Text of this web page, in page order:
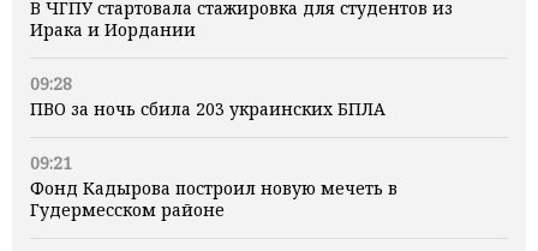
В ЧГПУ стартовала стажировка для студентов из
Ирака и Иордании
09:28
ПВО за ночь сбила 203 украинских БПЛА
09:21
Фонд Кадырова построил новую мечеть в
Гудермесском районе